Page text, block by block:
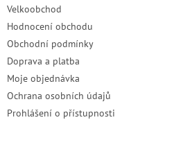
Velkoobchod
Hodnocení obchodu
Obchodní podmínky
Doprava a platba
Moje objednávka
Ochrana osobních údajů
Prohlášení o přístupnosti